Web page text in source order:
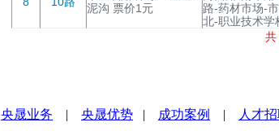
泥沟 票价1元
路-药材市场-
北-职业技术学
共
央晟业务 | 央晟优势 | 成功案例 | 人才